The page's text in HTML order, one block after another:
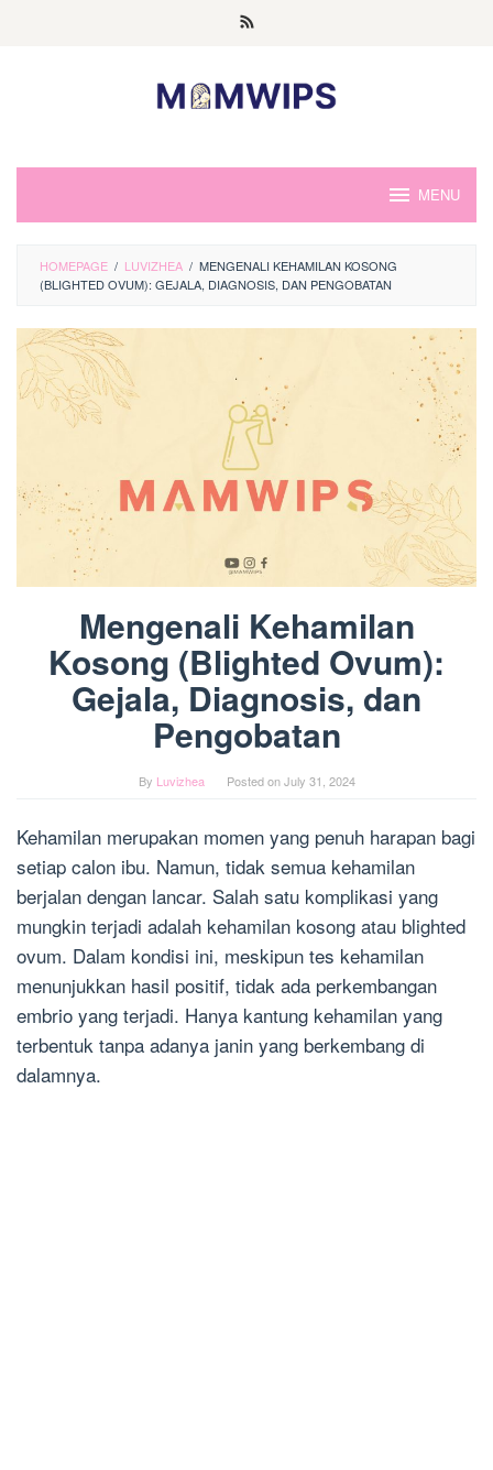
MENU
HOMEPAGE / LUVIZHEA / MENGENALI KEHAMILAN KOSONG
(BLIGHTED OVUM): GEJALA, DIAGNOSIS, DAN PENGOBATAN
Mengenali Kehamilan
Kosong (Blighted Ovum):
Gejala, Diagnosis, dan
Pengobatan
By Luvizhea Posted onJuly 31, 2024
Kehamilan merupakan momen yang penuh harapan bagi
setiap calon ibu. Namun, tidak semua kehamilan
berjalan dengan lancar. Salah satu komplikasi yang
mungkin terjadi adalah kehamilan kosong atau blighted
ovum. Dalam kondisi ini, meskipun tes kehamilan
menunjukkan hasil positif, tidak ada perkembangan
embrio yang terjadi. Hanya kantung kehamilan yang
terbentuk tanpa adanya janin yang berkembang di
dalamnya.